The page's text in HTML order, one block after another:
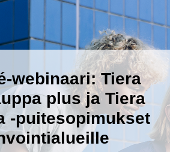
webinaari: Tiera
plus ja Tiera
-puitesopimukset